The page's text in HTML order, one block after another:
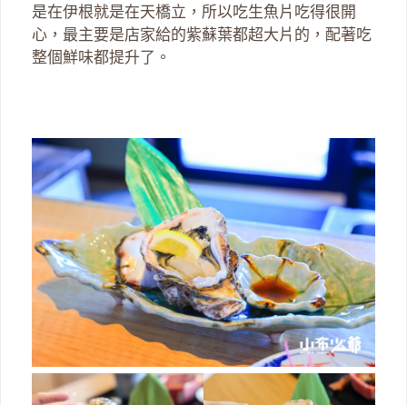
是在伊根就是在天橋立，所以吃生魚片吃得很開
心，最主要是店家給的紫蘇葉都超大片的，配著吃
整個鮮味都提升了。